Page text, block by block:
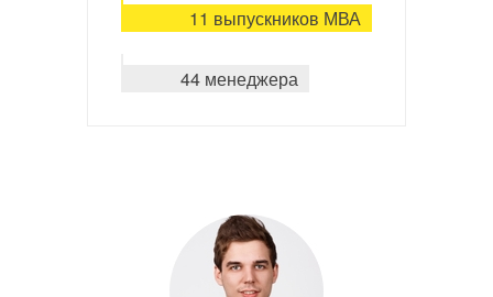
11 выпускников МВА
44 менеджера